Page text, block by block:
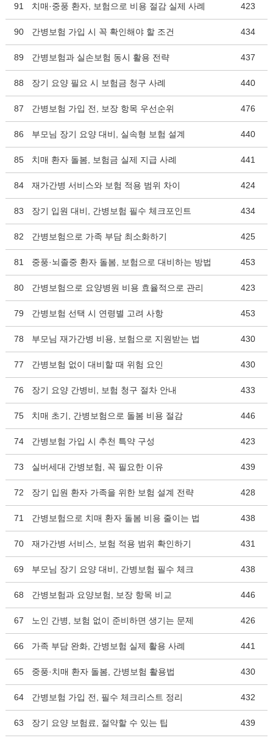
91 치매·중풍 환자, 보험으로 비용 절감 실제 사례 423
90 간병보험 가입 시 꼭 확인해야 할 조건 434
89 간병보험과 실손보험 동시 활용 전략 437
88 장기 요양 필요 시 보험금 청구 사례 440
87 간병보험 가입 전, 보장 항목 우선순위 476
86 부모님 장기 요양 대비, 실속형 보험 설계 440
85 치매 환자 돌봄, 보험금 실제 지급 사례 441
84 재가간병 서비스와 보험 적용 범위 차이 424
83 장기 입원 대비, 간병보험 필수 체크포인트 434
82 간병보험으로 가족 부담 최소화하기 425
81 중풍·뇌졸중 환자 돌봄, 보험으로 대비하는 방법 453
80 간병보험으로 요양병원 비용 효율적으로 관리 423
79 간병보험 선택 시 연령별 고려 사항 453
78 부모님 재가간병 비용, 보험으로 지원받는 법 430
77 간병보험 없이 대비할 때 위험 요인 430
76 장기 요양 간병비, 보험 청구 절차 안내 433
75 치매 초기, 간병보험으로 돌봄 비용 절감 446
74 간병보험 가입 시 추천 특약 구성 423
73 실버세대 간병보험, 꼭 필요한 이유 439
72 장기 입원 환자 가족을 위한 보험 설계 전략 428
71 간병보험으로 치매 환자 돌봄 비용 줄이는 법 438
70 재가간병 서비스, 보험 적용 범위 확인하기 431
69 부모님 장기 요양 대비, 간병보험 필수 체크 438
68 간병보험과 요양보험, 보장 항목 비교 446
67 노인 간병, 보험 없이 준비하면 생기는 문제 426
66 가족 부담 완화, 간병보험 실제 활용 사례 441
65 중풍·치매 환자 돌봄, 간병보험 활용법 430
64 간병보험 가입 전, 필수 체크리스트 정리 432
63 장기 요양 보험료, 절약할 수 있는 팁 439